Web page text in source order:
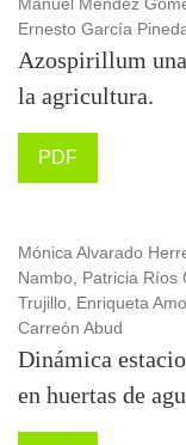
Ernesto García
Azospirillum
la agricultura.
PDF
Mónica Alvarado
Nambo, Patricia Ríos
Trujillo, Enriqueta
Carreón Abud
Dinámica
en huertas de